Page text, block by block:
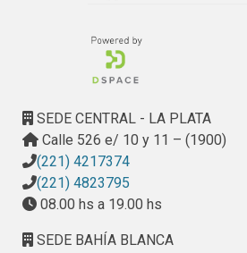
SEDE CENTRAL - LA PLATA
Calle 526 e/ 10 y 11 – (1900)
(221) 4217374
(221) 4823795
08.00 hs a 19.00 hs
SEDE BAHÍA BLANCA